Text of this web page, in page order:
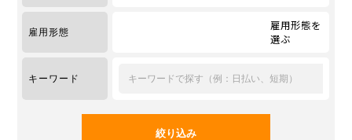
雇用形態
雇用形態を
選ぶ
キーワード